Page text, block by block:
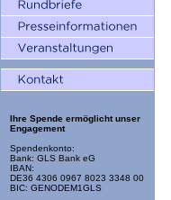
Ihre Spende ermöglicht unser
Engagement
Spendenkonto:
Bank: GLS Bank eG
IBAN:
DE36 4306 0967 8023 3348 00
BIC: GENODEM1GLS